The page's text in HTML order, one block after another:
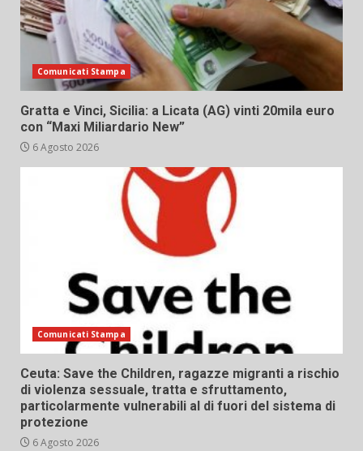
Comunicati Stampa
Gratta e Vinci, Sicilia: a Licata (AG) vinti 20mila euro
con “Maxi Miliardario New”
6 Agosto 2026
Comunicati Stampa
Ceuta: Save the Children, ragazze migranti a rischio
di violenza sessuale, tratta e sfruttamento,
particolarmente vulnerabili al di fuori del sistema di
protezione
6 Agosto 2026